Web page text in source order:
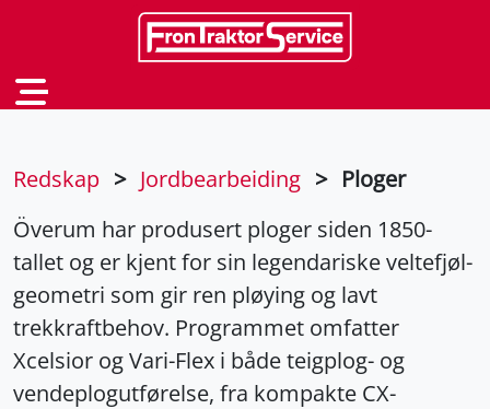
Redskap > Jordbearbeiding > Ploger
Överum har produsert ploger siden 1850-
tallet og er kjent for sin legendariske veltefjøl-
geometri som gir ren pløying og lavt
trekkraftbehov. Programmet omfatter
Xcelsior og Vari-Flex i både teigplog- og
vendeplogutførelse, fra kompakte CX-